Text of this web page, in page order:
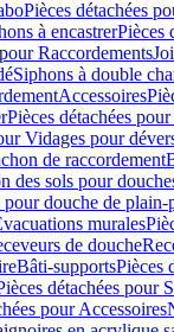
Pièces détachées
à encastrerPièces
Raccordements
Siphons à double
Accessoires
Pièces détachées
Vidages pour
de raccordement
des sols pour
pour douche de plain-
murales
de douche
Bâti-supportsPièces
détachées pour
pour Accessoires